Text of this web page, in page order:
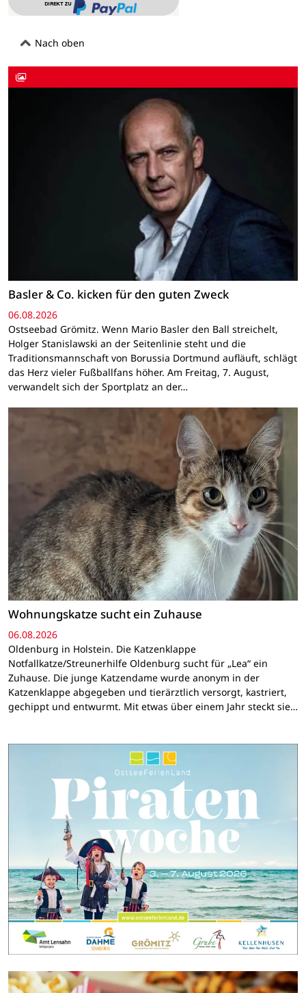
Nach oben
Basler & Co. kicken für den guten Zweck
06.08.2026
Ostseebad Grömitz. Wenn Mario Basler den Ball streichelt,
Holger Stanislawski an der Seitenlinie steht und die
Traditionsmannschaft von Borussia Dortmund aufläuft, schlägt
das Herz vieler Fußballfans höher. Am Freitag, 7. August,
verwandelt sich der Sportplatz an der…
Wohnungskatze sucht ein Zuhause
06.08.2026
Oldenburg in Holstein. Die Katzenklappe
Notfallkatze/Streunerhilfe Oldenburg sucht für „Lea“ ein
Zuhause. Die junge Katzendame wurde anonym in der
Katzenklappe abgegeben und tierärztlich versorgt, kastriert,
gechippt und entwurmt. Mit etwas über einem Jahr steckt sie…